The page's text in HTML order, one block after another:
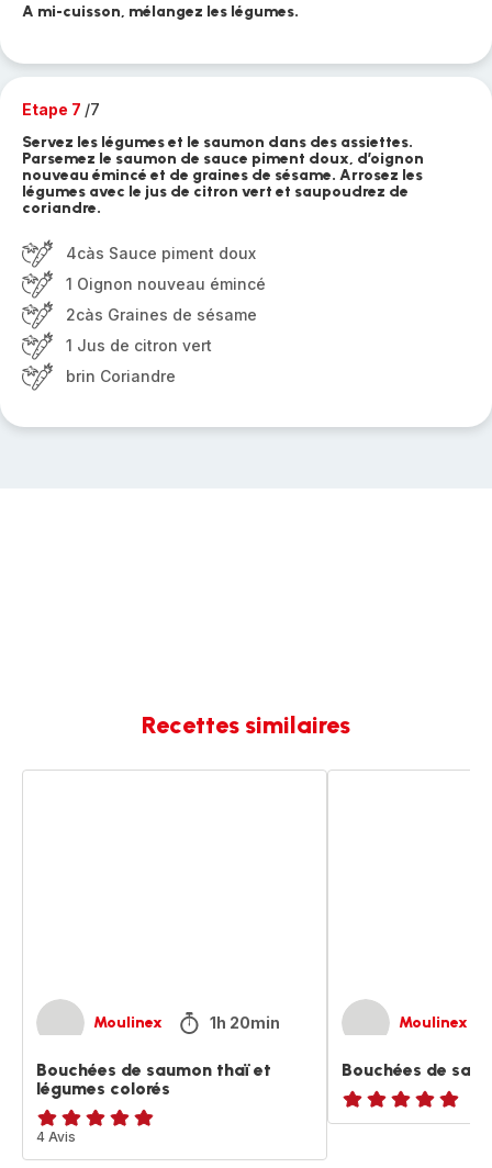
A mi-cuisson, mélangez les légumes.
Etape 7 /7
Servez les légumes et le saumon dans des assiettes.
Parsemez le saumon de sauce piment doux, d’oignon
nouveau émincé et de graines de sésame. Arrosez les
légumes avec le jus de citron vert et saupoudrez de
coriandre.
4càs Sauce piment doux
1 Oignon nouveau émincé
2càs Graines de sésame
1 Jus de citron vert
brin Coriandre
Recettes similaires
Moulinex 1h 20min
Bouchées de saumon thaï et
légumes colorés
ratings.4.8
4 Avis
Moulinex
Bouchées de
ratings.NaN